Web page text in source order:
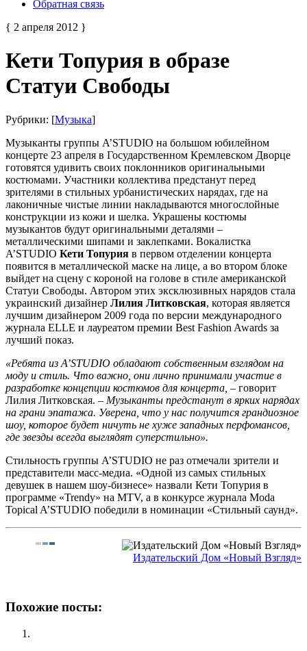
Обратная связь
{ 2 апреля 2012 }
Кети Топурия в образе
Статуи Свободы
Рубрики: [Музыка]
Музыканты группы A’STUDIO на большом юбилейном
концерте 23 апреля в Государственном Кремлевском Дворце
готовятся удивить своих поклонников оригинальными
костюмами. Участники коллектива предстанут перед
зрителями в стильных урбанистических нарядах, где на
лаконичные чистые линии накладываются многослойные
конструкции из кожи и шелка. Украшены костюмы
музыкантов будут оригинальными деталями –
металлическими шипами и заклепками. Вокалистка
A’STUDIO Кети Топурия в первом отделении концерта
появится в металлической маске на лице, а во втором блоке
выйдет на сцену с короной на голове в стиле американской
Статуи Свободы. Автором этих эксклюзивных нарядов стала
украинский дизайнер Лилия Литковская, которая является
лучшим дизайнером 2009 года по версии международного
журнала ELLE и лауреатом премии Best Fashion Awards за
лучший показ.
«Ребята из A’STUDIO обладают собственным взглядом на
моду и стиль. Что важно, они лично принимали участие в
разработке концепции костюмов для концерта, – говорит
Лилия Литковская. – Музыканты предстанут в ярких нарядах
на грани эпатажа. Уверена, что у нас получится грандиозное
шоу, которое будет ничуть не хуже западных перфомансов,
где звезды всегда выглядят суперстильно».
Стильность группы A’STUDIO не раз отмечали зрители и
представители масс-медиа. «Одной из самых стильных
девушек в нашем шоу-бизнесе» назвали Кети Топурия в
программе «Trendy» на МТV, а в конкурсе журнала Moda
Topical A’STUDIO победили в номинации «Стильный саунд».
Издательский Дом «Новый Взгляд»
Похожие посты: